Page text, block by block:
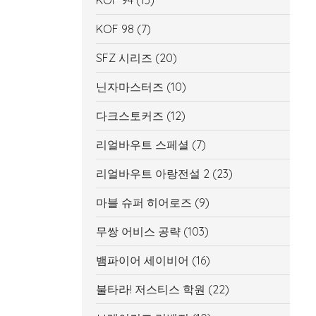
KOF 98 (7)
SFZ 시리즈 (20)
닌자마스터즈 (10)
다크스토커즈 (12)
리얼바우트 스페셜 (7)
리얼바우트 아랑전설 2 (23)
마블 슈퍼 히어로즈 (9)
무쌍 어비스 공략 (103)
뱀파이어 세이비어 (16)
불타라! 저스티스 학원 (22)